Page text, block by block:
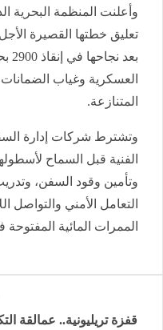
وأعلنت المنظمة البحرية
تعليق خطتها القصيرة
العسكرية وغياب الضمانات
المتنازعة.
وتشترط شركات إدارة
الفنية قبل السماح
وتأمين وقود السفن،
التعامل الأمني والتواصل
الممرات المائية